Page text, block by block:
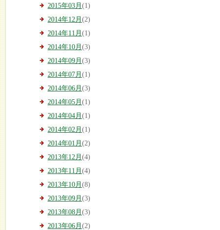
2015年03月 (1)
2014年12月 (2)
2014年11月 (1)
2014年10月 (3)
2014年09月 (3)
2014年07月 (1)
2014年06月 (3)
2014年05月 (1)
2014年04月 (1)
2014年02月 (1)
2014年01月 (2)
2013年12月 (4)
2013年11月 (4)
2013年10月 (8)
2013年09月 (3)
2013年08月 (3)
2013年06月 (2)